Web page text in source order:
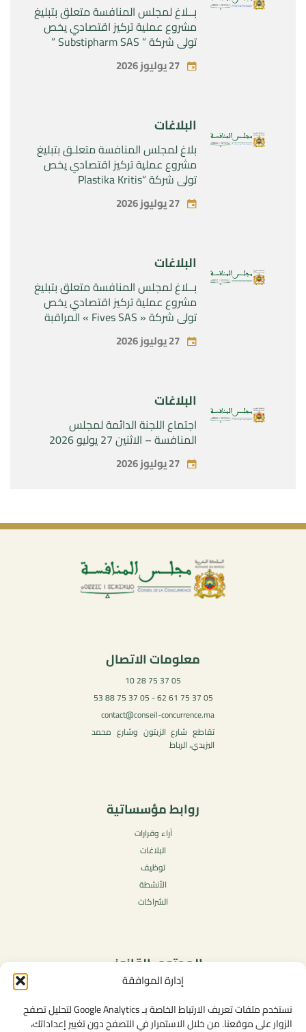
إدارة الموافقة
نستخدم ملفات تعريف الارتباط الخاصة بـ Google Analytics لتحليل تصفح
الزوار على موقعنا. من خلال الاستمرار في التصفح دون تغيير إعداداتك،
بــلاغ لمجلس المنافسة متعلق بتبليغ
مشروع عملية تركيز اقتصادي يخص
تولي شركة ” Substipharm SAS ”
المراقبة الحصرية للأصول والحقوق
المتعلقة بالمنتجين الصيدلانيين”
27 يوليوز 2026
البلاغات
بلاغ لمجلس المنافسة متعلـق بتبليغ
مشروع عملية تركيز اقتصادي يخص
تولي شركة “Plastika Kritis
SA”المراقبة الحصرية لشركة
“Naturplas Industrial SARL” 27 يوليوز 2026
البلاغات
بــلاغ لمجلس المنافسة متعلق بتبليغ
مشروع عملية تركيز اقتصادي يخص
تولي شركة « Fives SAS » المراقبة
SAS »27 يوليوز 2026
البلاغات
اجتماع اللجنة الدائمة لمجلس
المنافسة – الاثنين 27 يوليو 2026
27 يوليوز 2026
معلومات الاتصال
05 37 75 28 10
05 37 75 61 62 - 05 37 75 88 53
contact@conseil-concurrence.ma
تقاطع شارع الزيتون وشارع محمد
اليزيدي، الرباط
روابط مؤسساتية
آراء وقرارات
البلاغات
توظيف
الأنشطة
الشراكات
المحتوى القانوني
سياسة الخصوصية
شروط الاستخدام العامة
الإشعارات القانونية